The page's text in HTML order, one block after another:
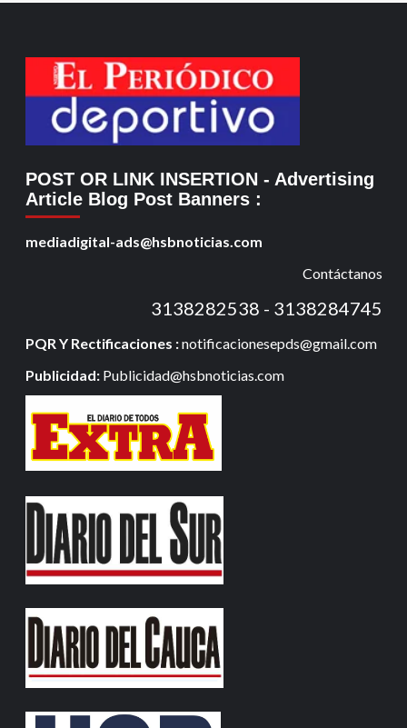
POST OR LINK INSERTION - Advertising
Article Blog Post Banners :
mediadigital-ads@hsbnoticias.com
Contáctanos
3138282538 - 3138284745
PQR Y Rectificaciones :notificacionesepds@gmail.com
Publicidad: Publicidad@hsbnoticias.com